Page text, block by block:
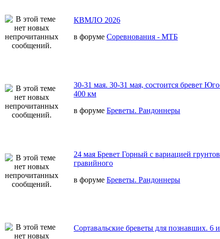
КВМЛО 2026
в форуме Соревнования - МТБ
30-31 мая. 30-31 мая, состоится бревет
400 км
в форуме Бреветы. Рандоннеры
24 мая Бревет Горный с вариацией
гравийного
в форуме Бреветы. Рандоннеры
Сортавальские бреветы для познавших. 6